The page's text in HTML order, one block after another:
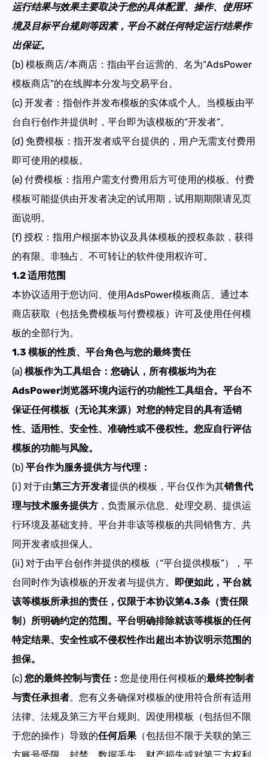
运行结果与效果主要取决于您的具体配置、操作、使用环
境及目标平台规则等因素，平台不就任何特定运行结果作
出保证。
(b) 模板商店/本商店：指由平台运营的、名为“AdsPower
模板商店”的在线脚本分发与交易平台。
(c) 开发者：指创作并发布模板的实体或个人。当模板由平
台自行创作并提供时，平台即为该模板的“开发者”。
(d) 免费模板：指开发者或平台提供的，用户无需支付费用
即可使用的模板。
(e) 付费模板：指用户需支付费用后方可使用的模板。付费
模板可能提供由开发者决定的试用期，试用期期限请见页
面说明。
(f) 授权：指用户根据本协议及具体模板的授权条款，获得
的有限、非独占、不可转让的软件使用权许可。
1.2 适用范围
本协议适用于您访问、使用AdsPower模板商店、通过本
商店获取（包括免费模板与付费模板）许可及使用任何模
板的全部行为。
1.3 模板的性质、平台角色与您的最终责任
(a) 模板作为工具组合 ： 您确认，所有模板均为在
AdsPower浏览器环境内运行的功能性工具组合。平台不
保证任何模板（无论其来源）对您的特定目的具有适销
性、适用性、安全性、准确性或不侵权性。您应自行评估
模板的功能与风险。
(b) 平台作为服务提供方与代理 ：
(i) 对于由第三方开发者提供的模板，平台仅作为其销售代
理与技术服务提供方 ，负责展示信息、处理交易、提供运
行环境及基础支持。平台并非该等模板的共同销售方、共
同开发者或担保人。
(ii) 对于由平台创作并提供的模板（“平台提供模板”），平
台同时作为该模板的开发者与提供方。 即便如此，平台就
该等模板所承担的责任，仅限于本协议第4.3条（责任限
制）所明确约定的范围。平台明确排除就该等模板的任何
特定结果、安全性或不侵权性作出超出本协议明示范围的
担保。
(c) 您的最终控制与责任： 您是使用任何模板的最终控制者
与责任承担者。您有义务确保对模板的使用符合所有适用
法律、法规及第三方平台规则。因使用模板（包括但不限
于您的操作）导致的任何后果（包括但不限于关联的第三